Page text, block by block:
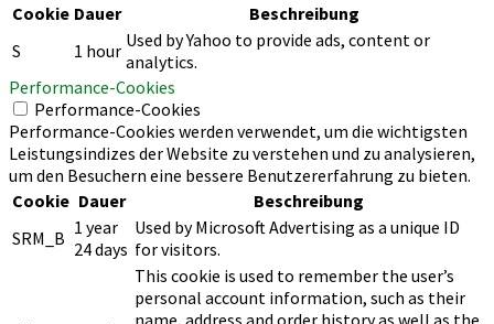
Cookie Dauer
Beschreibung
S
1 hour Used by Yahoo to provide ads, content or
analytics.
Performance-Cookies
Performance-Cookies
Performance-Cookies werden verwendet, um die wichtigsten
Leistungsindizes der Website zu verstehen und zu analysieren,
um den Besuchern eine bessere Benutzererfahrung zu bieten.
Cookie Dauer
Beschreibung
SRM_B 1 year
24 days
Used by Microsoft Advertising as a unique ID
for visitors.
This cookie is used to remember the user’s
personal account information, such as their
name, address and order history as well as the